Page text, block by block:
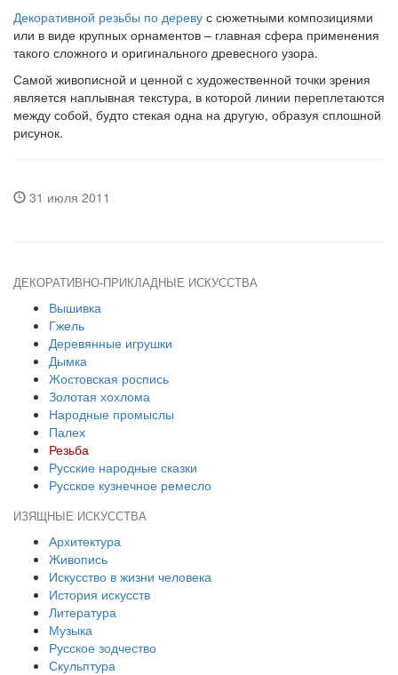
Декоративной резьбы по дереву с сюжетными композициями
или в виде крупных орнаментов – главная сфера применения
такого сложного и оригинального древесного узора.
Самой живописной и ценной с художественной точки зрения
является наплывная текстура, в которой линии переплетаются
между собой, будто стекая одна на другую, образуя сплошной
рисунок.
31 июля 2011
ДЕКОРАТИВНО-ПРИКЛАДНЫЕ ИСКУССТВА
Вышивка
Гжель
Деревянные игрушки
Дымка
Жостовская роспись
Золотая хохлома
Народные промыслы
Палех
Резьба
Русские народные сказки
Русское кузнечное ремесло
ИЗЯЩНЫЕ ИСКУССТВА
Архитектура
Живопись
Искусство в жизни человека
История искусств
Литература
Музыка
Русское зодчество
Скульптура